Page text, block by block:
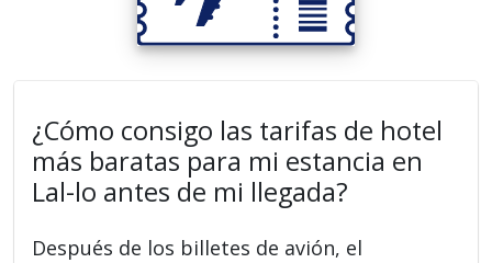
¿Cómo consigo las tarifas de hotel
más baratas para mi estancia en
Lal-lo antes de mi llegada?
Después de los billetes de avión, el